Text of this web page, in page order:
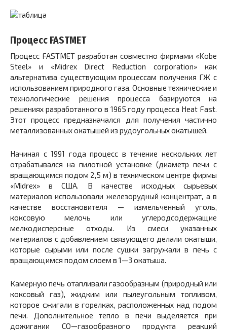
Процесс FASTMET
Процесс FASTMET разработан совместно фирмами «Kobe
Steel» и «Midrex Direct Reduction corporation» как
альтернатива существующим процессам получения ГЖ с
использованием природного газа. Основные технические и
технологические решения процесса базируются на
решениях разработанного в 1965 году процесса Heat Fast.
Этот процесс предназначался для получения частично
металлизованных окатышей из рудоугольных окатышей.
Начиная с 1991 года процесс в течение нескольких лет
отрабатывался на пилотной установке (диаметр печи с
вращающимся подом 2,5 м) в техническом центре фирмы
«Midrex» в США. В качестве исходных сырьевых
материалов использовали железорудный концентрат, а в
качестве восстановителя — измельченный уголь,
коксовую мелочь или углеродсодержащие
мелкодисперсные отходы. Из смеси указанных
материалов с добавлением связующего делали окатыши,
которые сырыми или после сушки загружали в печь с
вращающимся подом слоем в 1—3 окатыша.
Камерную печь отапливали газообразным (природный или
коксовый газ), жидким или пылеугольным топливом,
которое сжигали в горелках, расположенных над подом
печи. Дополнительное тепло в печи выделяется при
дожигании СО—газообразного продукта реакций